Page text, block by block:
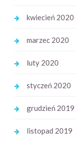
kwiecień 2020
marzec 2020
luty 2020
styczeń 2020
grudzień 2019
listopad 2019